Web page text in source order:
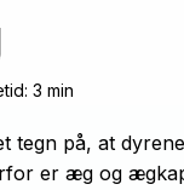
3 min
på, at
er æg og